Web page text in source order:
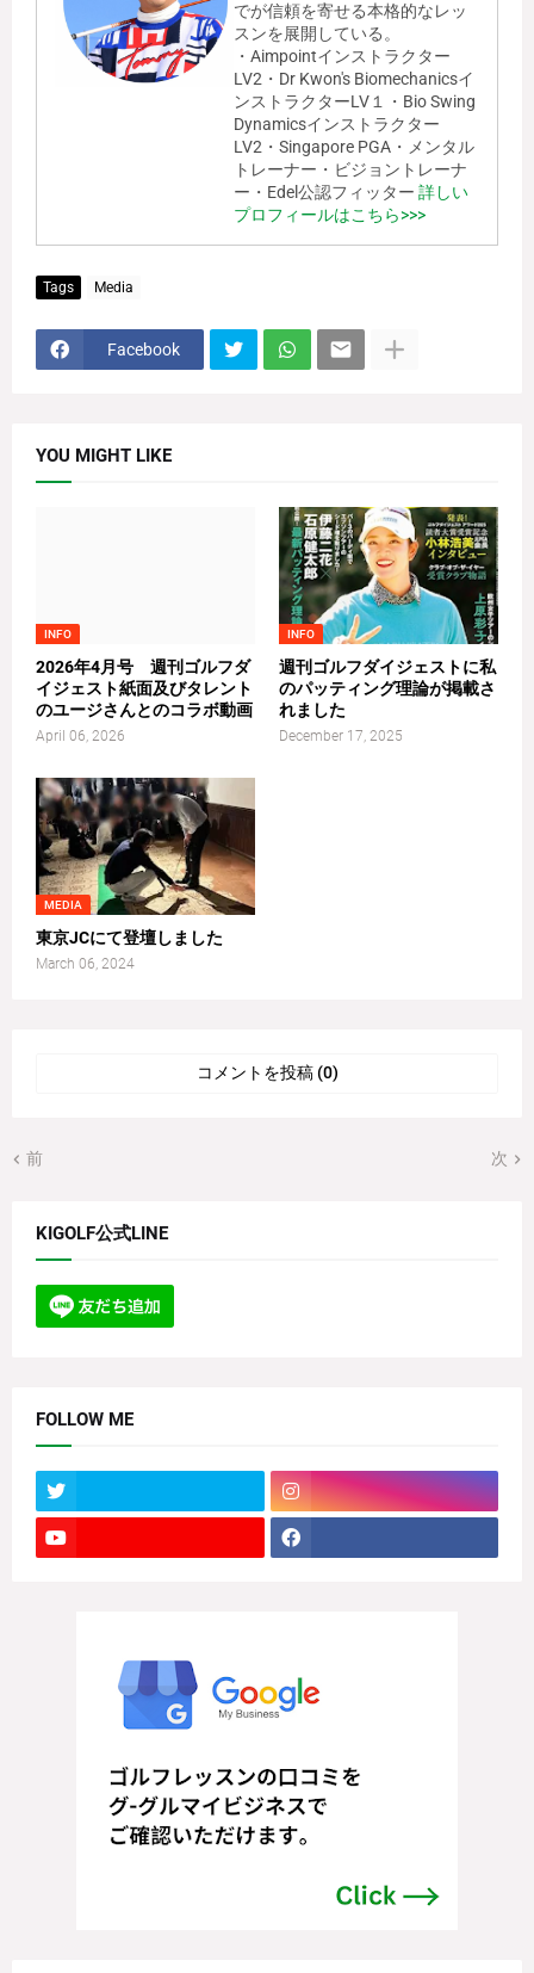
でが信頼を寄せる本格的なレッ
スンを展開している。
・Aimpointインストラクター
LV2・Dr Kwon's Biomechanicsイ
ンストラクターLV１・Bio Swing
Dynamicsインストラクター
LV2・Singapore PGA・メンタル
トレーナー・ビジョントレーナ
ー・Edel公認フィッター 詳しい
プロフィールはこちら>>>
Tags Media
Facebook
YOU MIGHT LIKE
INFO
2026年4月号 週刊ゴルフダ
イジェスト紙面及びタレント
のユージさんとのコラボ動画
April 06, 2026
INFO
週刊ゴルフダイジェストに私
のパッティング理論が掲載さ
れました
December 17, 2025
MEDIA
東京JCにて登壇しました
March 06, 2024
コメントを投稿 (0)
前 次
KIGOLF公式LINE
FOLLOW ME